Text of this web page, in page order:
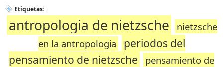
Etiquetas:
antropologia de nietzsche
nietzsche
en la antropologia
periodos del
pensamiento de nietzsche
pensamiento de